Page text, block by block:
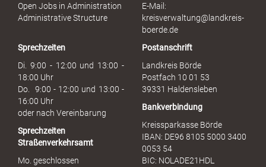
u
h
Open Jobs in Administration
Administrative Structure
E-Mail:
kreisverwaltung@landkreis-
boerde.de
Sprechzeiten
Di. 9:00 - 12:00 und 13:00 -
18:00 Uhr
Do. 9:00 - 12:00 und 13:00 -
16:00 Uhr
oder nach Vereinbarung
Sprechzeiten
Straßenverkehrsamt
Mo. geschlossen
Postanschrift
Landkreis Börde
Postfach 10 01 53
39331 Haldensleben
Bankverbindung
Kreissparkasse Börde
IBAN: DE96 8105 5000 3400
0053 54
BIC: NOLADE21HDL